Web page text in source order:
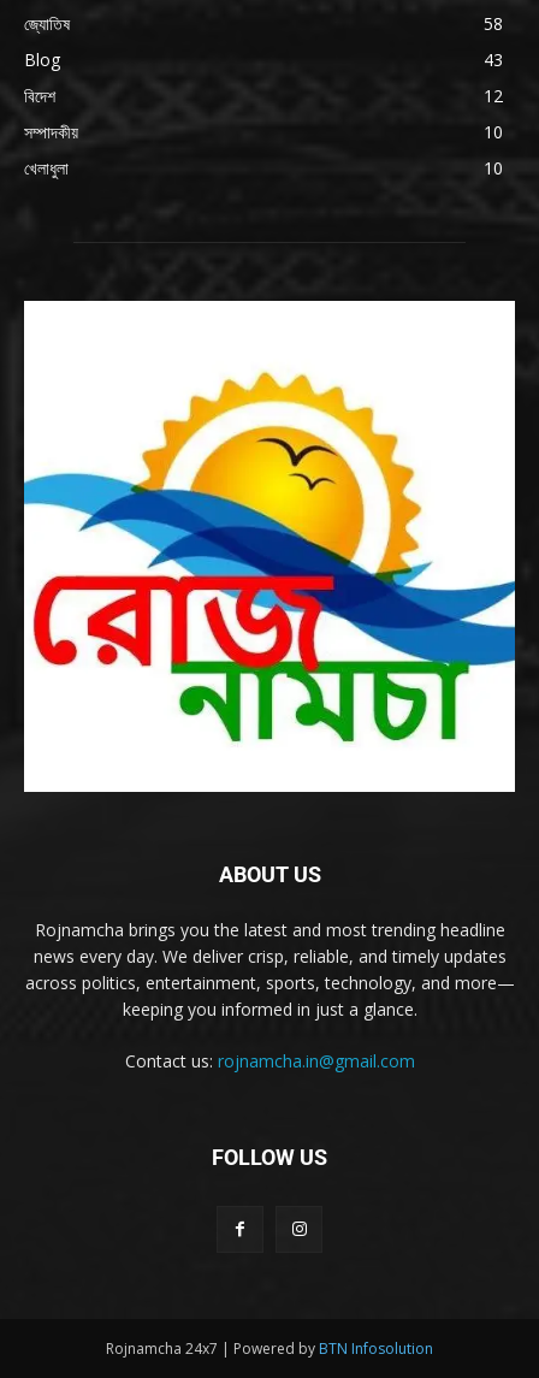
জ্যোতিষ
58
Blog
43
বিদেশ
12
সম্পাদকীয়
10
খেলাধুলা
10
ABOUT US
Rojnamcha brings you the latest and most trending headline
news every day. We deliver crisp, reliable, and timely updates
across politics, entertainment, sports, technology, and more—
keeping you informed in just a glance.
Contact us: rojnamcha.in@gmail.com
FOLLOW US
Rojnamcha 24x7 | Powered by BTN Infosolution